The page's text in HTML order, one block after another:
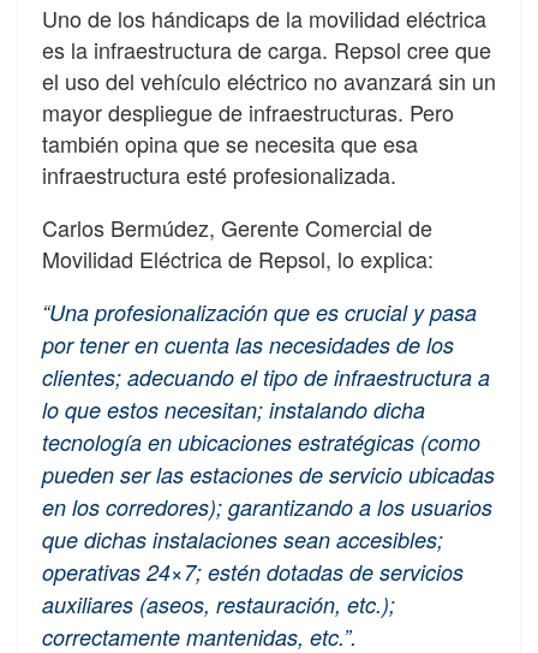
Uno de los hándicaps de la movilidad eléctrica
es la infraestructura de carga. Repsol cree que
el uso del vehículo eléctrico no avanzará sin un
mayor despliegue de infraestructuras. Pero
también opina que se necesita que esa
infraestructura esté profesionalizada.
Carlos Bermúdez, Gerente Comercial de
Movilidad Eléctrica de Repsol, lo explica:
“Una profesionalización que es crucial y pasa
por tener en cuenta las necesidades de los
clientes; adecuando el tipo de infraestructura a
lo que estos necesitan; instalando dicha
tecnología en ubicaciones estratégicas (como
pueden ser las estaciones de servicio ubicadas
en los corredores); garantizando a los usuarios
que dichas instalaciones sean accesibles;
operativas 24×7; estén dotadas de servicios
auxiliares (aseos, restauración, etc.);
correctamente mantenidas, etc.”.